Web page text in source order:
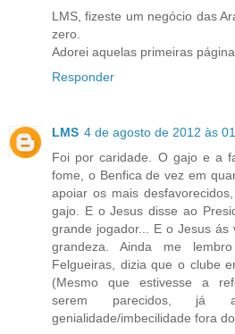
LMS, fizeste um negócio das
zero.
Adorei aquelas primeiras
Responder
LMS 4 de agosto de 2012 às
Foi por caridade. O gajo e a
fome, o Benfica de vez em
apoiar os mais
gajo. E o Jesus disse ao
grande jogador... E o Jesus ás
grandeza. Ainda me
Felgueiras, dizia que o clube
(Mesmo que estivesse a
serem parecidos,
genialidade/imbecilidade fora do